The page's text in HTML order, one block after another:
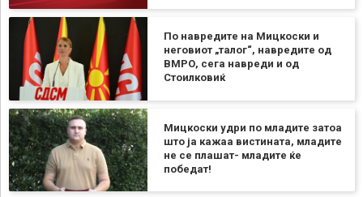
По навредите на Мицкоски и
неговиот „талог“, навредите од
ВМРО, сега навреди и од
Стоилковиќ
Мицкоски удри по младите затоа
што ја кажаа вистината, младите
не се плашат- младите ќе
победат!